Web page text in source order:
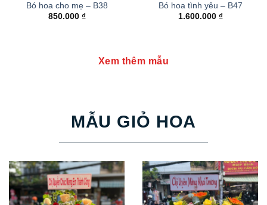
Bó hoa cho mẹ – B38
850.000 ₫
Bó hoa tình yêu – B47
1.600.000 ₫
Xem thêm mẫu
MẪU GIỎ HOA